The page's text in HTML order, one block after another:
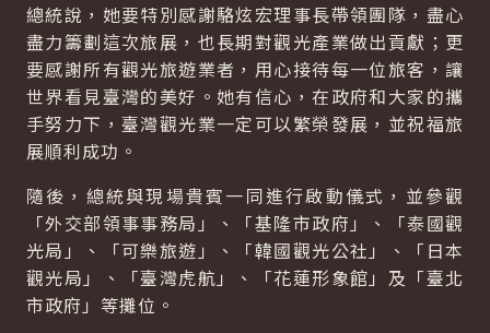
總統說，她要特別感謝駱炫宏理事長帶領團隊，盡心
盡力籌劃這次旅展，也長期對觀光產業做出貢獻；更
要感謝所有觀光旅遊業者，用心接待每一位旅客，讓
世界看見臺灣的美好。她有信心，在政府和大家的攜
手努力下，臺灣觀光業一定可以繁榮發展，並祝福旅
展順利成功。
隨後，總統與現場貴賓一同進行啟動儀式，並參觀
「外交部領事事務局」、「基隆市政府」、「泰國觀
光局」、「可樂旅遊」、「韓國觀光公社」、「日本
觀光局」、「臺灣虎航」、「花蓮形象館」及「臺北
市政府」等攤位。